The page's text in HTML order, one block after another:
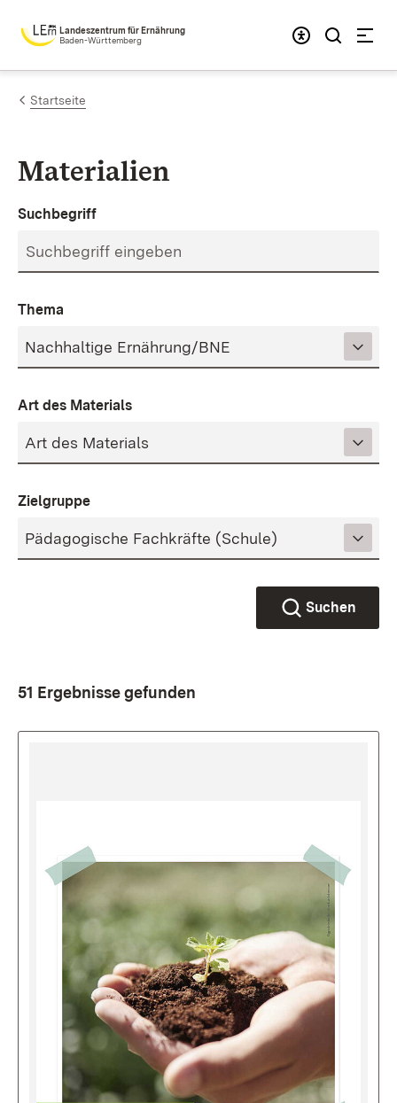
Zum Inhalt springen
Landeszentrum für Ernährung
Baden-Württemberg
Startseite
Materialien
Suchbegriff
Thema
Art des Materials
Zielgruppe
Suchen
51 Ergebnisse gefunden